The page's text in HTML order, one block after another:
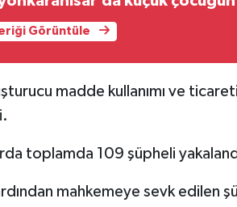
Görüntüle
madde kullanımı ve
toplamda 109 şüpheli
mahkemeye sevk edilen